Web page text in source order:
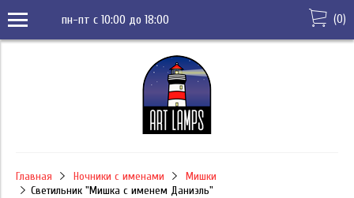
пн-пт с 10:00 до 18:00 (0)
Главная Ночники с именами
Мишки
Светильник "Мишка с именем Даниэль"